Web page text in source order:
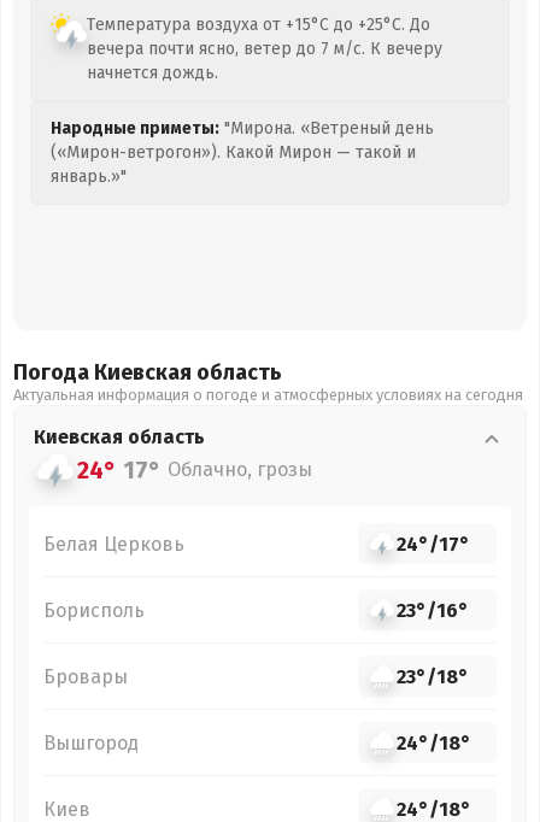
Температура воздуха от +15°C до +25°C. До
вечера почти ясно, ветер до 7 м/с. К вечеру
начнется дождь.
Народные приметы: "Мирона. «Ветреный день
(«Мирон-ветрогон»). Какой Мирон — такой и
январь.»"
Погода Киевская область
Актуальная информация о погоде и атмосферных условиях на сегодня
Киевская область
24° 17° Облачно, грозы
Белая Церковь 24°/17°
Борисполь 23°/16°
Бровары 23°/18°
Вышгород 24°/18°
Киев 24°/18°